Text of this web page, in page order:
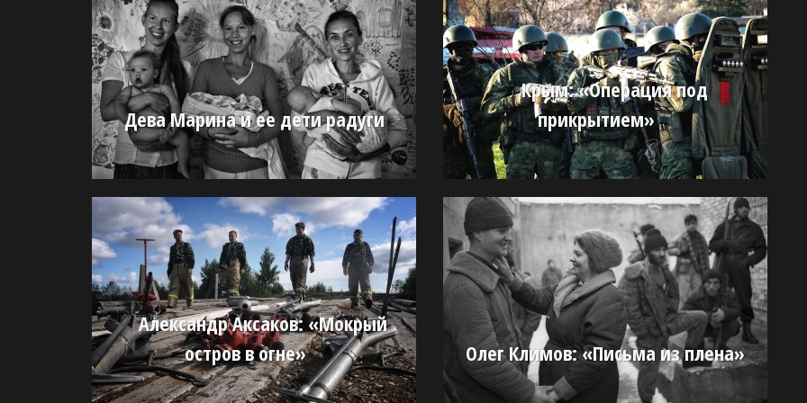
Дева Марина и ее дети радуги
Крым: «Операция под
прикрытием»
Александр Аксаков: «Мокрый
остров в огне»
Олег Климов: «Письма из плена»